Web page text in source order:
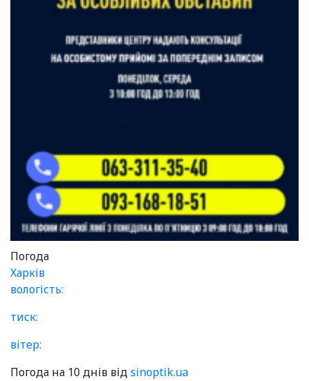
Погода
Харків
вологість:
тиск:
вітер:
Погода на 10 днів відsinoptik.ua